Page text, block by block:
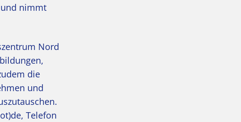
und nimmt
Nord
die
und
, Telefon